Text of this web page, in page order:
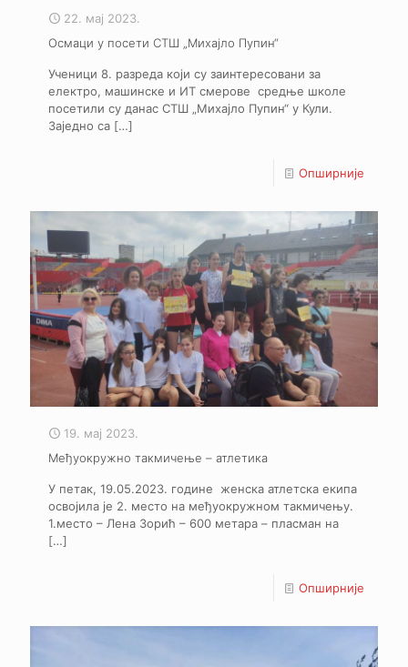
22. мај 2023.
Осмаци у посети СТШ „Михајло Пупин“
Ученици 8. разреда који су заинтересовани за
електро, машинске и ИТ смерове средње школе
посетили су данас СТШ „Михајло Пупин“ у Кули.
Заједно са […]
Опширније
19. мај 2023.
Међуокружно такмичење – атлетика
У петак, 19.05.2023. године женска атлетска екипа
освојила је 2. место на међуокружном такмичењу.
1.место – Лена Зорић – 600 метара – пласман на
[…]
Опширније